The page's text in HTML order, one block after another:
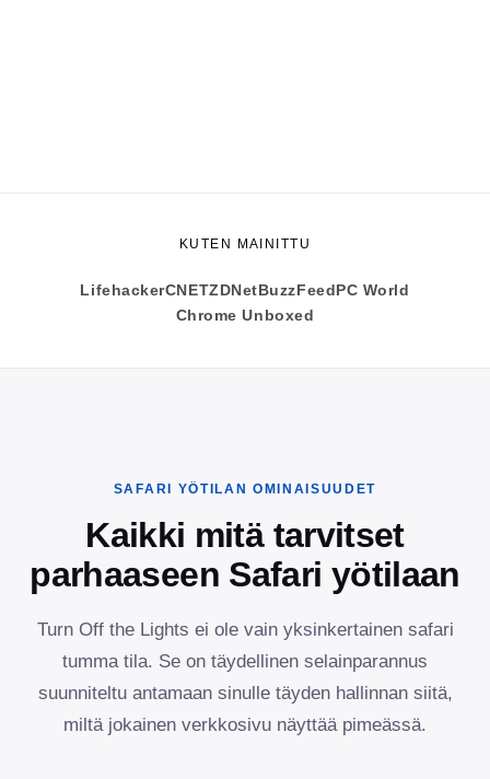
KUTEN MAINITTU
LifehackerCNETZDNet BuzzFeed PC World
Chrome Unboxed
SAFARI YÖTILAN OMINAISUUDET
Kaikki mitä tarvitset
parhaaseen Safari yötilaan
Turn Off the Lights ei ole vain yksinkertainen safari
tumma tila. Se on täydellinen selainparannus
suunniteltu antamaan sinulle täyden hallinnan siitä,
miltä jokainen verkkosivu näyttää pimeässä.